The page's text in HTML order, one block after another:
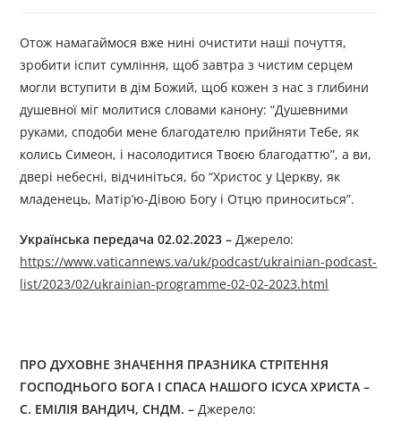
Отож намагаймося вже нині очистити наші почуття,
зробити іспит сумління, щоб завтра з чистим серцем
могли вступити в дім Божий, щоб кожен з нас з глибини
душевної міг молитися словами канону: “Душевними
руками, сподоби мене благодателю прийняти Тебе, як
колись Симеон, і насолодитися Твоєю благодаттю”, а ви,
двері небесні, відчиніться, бо “Христос у Церкву, як
младенець, Матір’ю-Дівою Богу і Отцю приноситься”.
Українська передача 02.02.2023 –Джерелo:
https://www.vaticannews.va/uk/podcast/ukrainian-podcast-
list/2023/02/ukrainian-programme-02-02-2023.html
ПРО ДУХОВНЕ ЗНАЧЕННЯ ПРАЗНИКА СТРІТЕННЯ
ГОСПОДНЬОГО БОГА І СПАСА НАШОГО ІСУСА ХРИСТА –
С. ЕМІЛІЯ ВАНДИЧ, СНДМ. –Джерелo: